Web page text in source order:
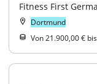
Fitness First
Dortmund
Von 21.900,00 €